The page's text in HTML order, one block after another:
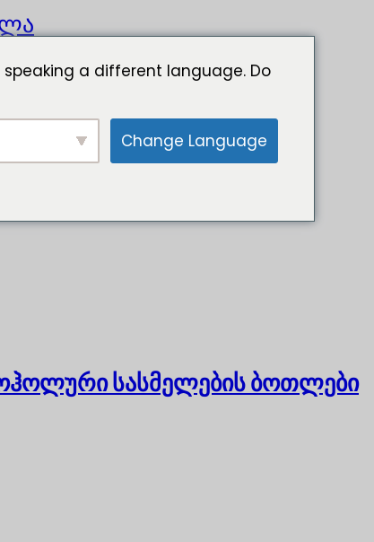
სასმელების ბოთლები
a different language. Do
Change Language